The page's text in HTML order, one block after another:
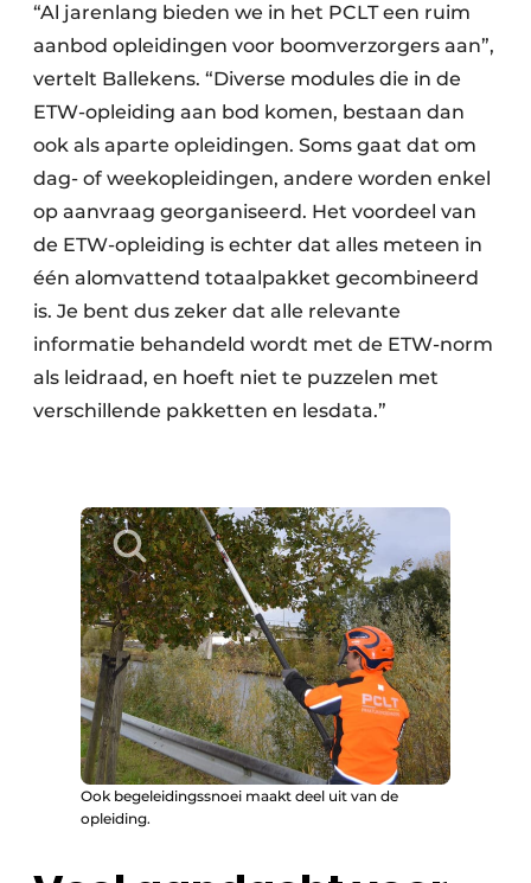
“Al jarenlang bieden we in het PCLT een ruim
aanbod opleidingen voor boomverzorgers aan”,
vertelt Ballekens. “Diverse modules die in de
ETW-opleiding aan bod komen, bestaan dan
ook als aparte opleidingen. Soms gaat dat om
dag- of weekopleidingen, andere worden enkel
op aanvraag georganiseerd. Het voordeel van
de ETW-opleiding is echter dat alles meteen in
één alomvattend totaalpakket gecombineerd
is. Je bent dus zeker dat alle relevante
informatie behandeld wordt met de ETW-norm
als leidraad, en hoeft niet te puzzelen met
verschillende pakketten en lesdata.”
Ook begeleidingssnoei maakt deel uit van de
opleiding.